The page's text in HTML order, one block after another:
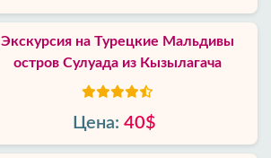
Экскурсия на Турецкие Мальдивы
остров Сулуада из Кызылагача
Цена: 40$